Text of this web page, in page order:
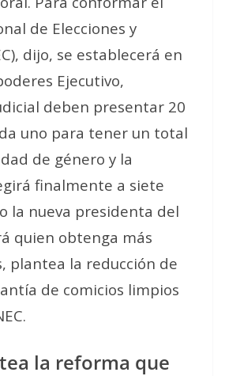
de Elecciones y
dijo, se establecerá en
Ejecutivo,
deben presentar 20
uno para tener un total
de género y la
finalmente a siete
la nueva presidenta del
quien obtenga más
plantea la reducción de
de comicios limpios
la reforma que